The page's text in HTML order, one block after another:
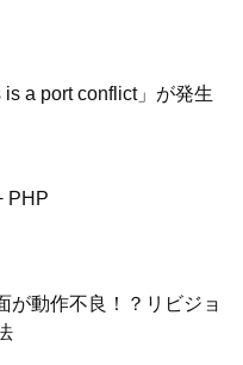
a port conflict」が発生
PHP
が動作不良！？リビジョ